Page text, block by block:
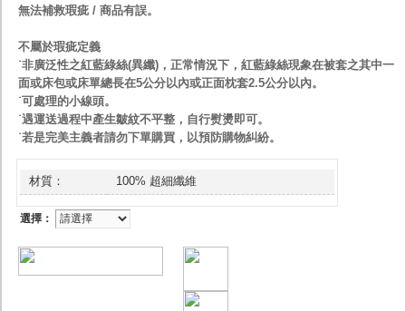
無法補救瑕疵 / 商品有誤。
不屬於瑕疵定義
˙非廣泛性之紅藍綠絲(異纖)，正常情況下，紅藍綠絲現象在被套之其中一
面或床包或床單總長在5公分以內或正面枕套2.5公分以內。
˙可處理的小線頭。
˙遇運送過程中產生皺紋不平整，自行熨燙即可。
˙若是完美主義者請勿下單購買，以預防購物糾紛。
材質： 100% 超細纖維
選擇：